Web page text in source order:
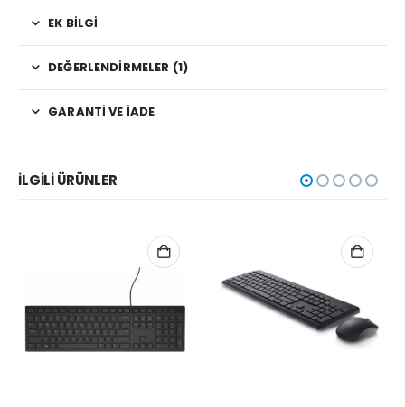
EK BILGI
DEĞERLENDIRMELER (1)
GARANTI VE İADE
İLGILI ÜRÜNLER